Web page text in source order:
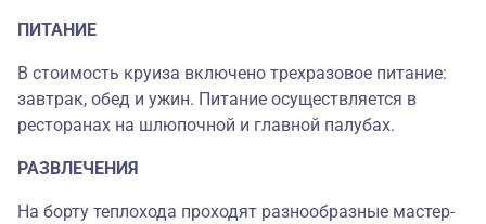
ПИТАНИЕ
В стоимость круиза включено трехразовое питание:
завтрак, обед и ужин. Питание осуществляется в
ресторанах на шлюпочной и главной палубах.
РАЗВЛЕЧЕНИЯ
На борту теплохода проходят разнообразные мастер-